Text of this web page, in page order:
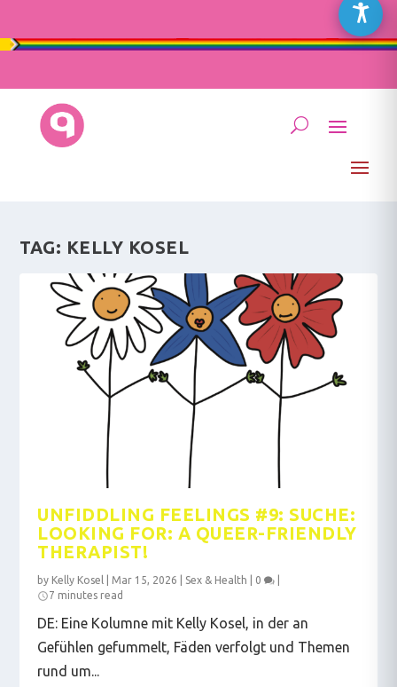
TAG: KELLY KOSEL
UNFIDDLING FEELINGS #9: SUCHE:
LOOKING FOR: A QUEER-FRIENDLY
THERAPIST!
by Kelly Kosel Mar 15, 2026 Sex & Health 0
7 minutes read
DE: Eine Kolumne mit Kelly Kosel, in der an
Gefühlen gefummelt, Fäden verfolgt und Themen
rund um...